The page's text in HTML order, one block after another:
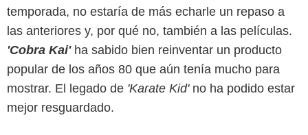
temporada, no estaría de más echarle un repaso a
las anteriores y, por qué no, también a las películas.
'Cobra Kai' ha sabido bien reinventar un producto
popular de los años 80 que aún tenía mucho para
mostrar. El legado de 'Karate Kid'no ha podido estar
mejor resguardado.